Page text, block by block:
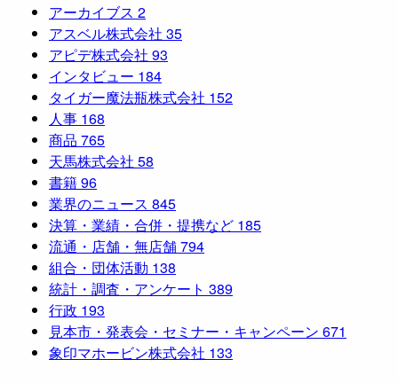
アーカイブス 2
アスベル株式会社 35
アピデ株式会社 93
インタビュー 184
タイガー魔法瓶株式会社 152
人事 168
商品 765
天馬株式会社 58
書籍96
業界のニュース 845
決算・業績・合併・提携など 185
流通・店舗・無店舗794
組合・団体活動 138
統計・調査・アンケート 389
行政 193
見本市・発表会・セミナー・キャンペーン 671
象印マホービン株式会社 133